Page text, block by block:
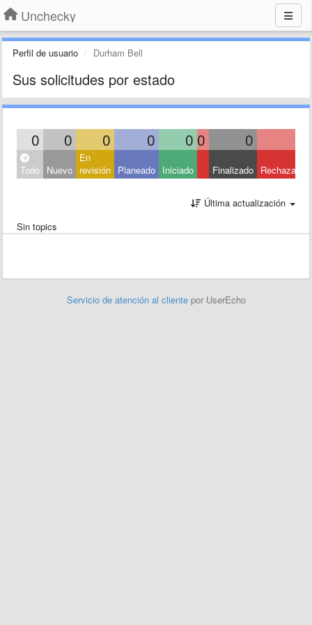
Unchecky
Perfil de usuario Durham Bell
Sus solicitudes por estado
0 0 0 0 0 0 0
Todo Nuevo
En
revisión Planeado Iniciado Finalizado Rechazado
Última actualización
Sin topics
Servicio de atención al cliente por UserEcho